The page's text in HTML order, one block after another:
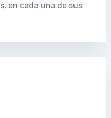
en cada una de sus